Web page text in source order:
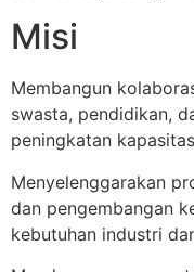
Misi
Membangun
swasta, pendidikan,
peningkatan
Menyelenggarakan
dan pengembangan
kebutuhan industri